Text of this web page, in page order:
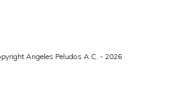
Angeles Peludos A.C. - 2026